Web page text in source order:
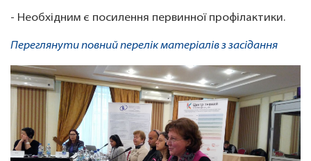
- Необхідним є посилення первинної профілактики.
Переглянути повний перелік матеріалів з засідання